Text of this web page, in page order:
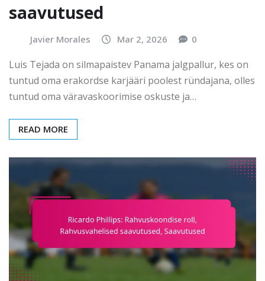
saavutused
Javier Morales Mar 2, 2026 0
Luis Tejada on silmapaistev Panama jalgpallur, kes on
tuntud oma erakordse karjääri poolest ründajana, olles
tuntud oma väravaskoorimise oskuste ja…
READ MORE